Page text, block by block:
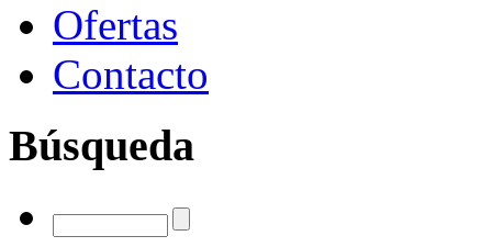
Ofertas
Contacto
Búsqueda